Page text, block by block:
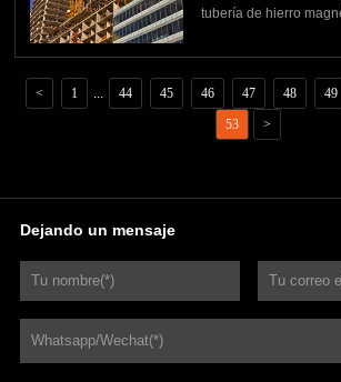
tubería de hierro
usar acero no
pruebas de
retardada al
soldadas, la superfic
< 1 ... 44 45 46 47 48 49
53
>
Dejando un mensaje